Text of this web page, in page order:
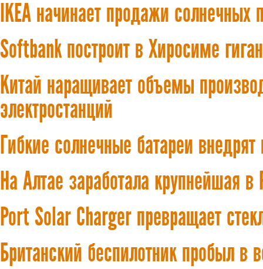
IKEA начинает продажи солнечных
Softbank построит в Хиросиме
Китай наращивает объемы
электростанций
Гибкие солнечные батареи внедрят
На Алтае заработала крупнейшая
Port Solar Charger превращает
Британский беспилотник пробыл в